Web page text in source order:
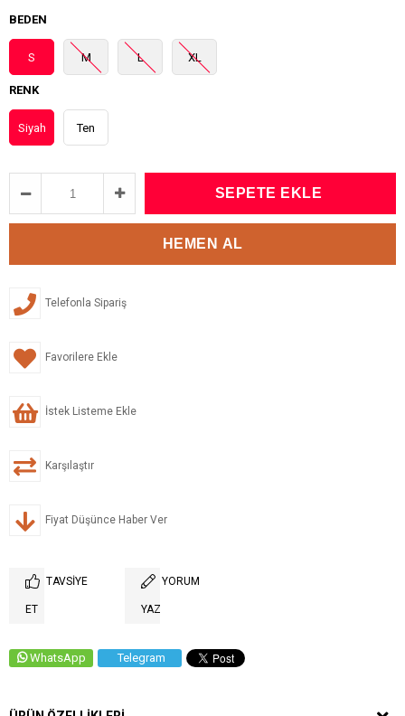
BEDEN
S M L XL
RENK
Siyah Ten
Telefonla Sipariş
Favorilere Ekle
İstek Listeme Ekle
Karşılaştır
Fiyat Düşünce Haber Ver
TAVSIYE
ET
YORUM
YAZ
WhatsApp Telegram